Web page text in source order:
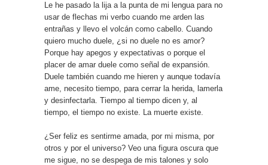
Le he pasado la lija a la punta de mi lengua para no
usar de flechas mi verbo cuando me arden las
entrañas y llevo el volcán como cabello. Cuando
quiero mucho duele, ¿si no duele no es amor?
Porque hay apegos y expectativas o porque el
placer de amar duele como señal de expansión.
Duele también cuando me hieren y aunque todavía
ame, necesito tiempo, para cerrar la herida, lamerla
y desinfectarla. Tiempo al tiempo dicen y, al
tiempo, el tiempo no existe. La muerte existe.
¿Ser feliz es sentirme amada, por mi misma, por
otros y por el universo? Veo una figura oscura que
me sigue, no se despega de mis talones y solo